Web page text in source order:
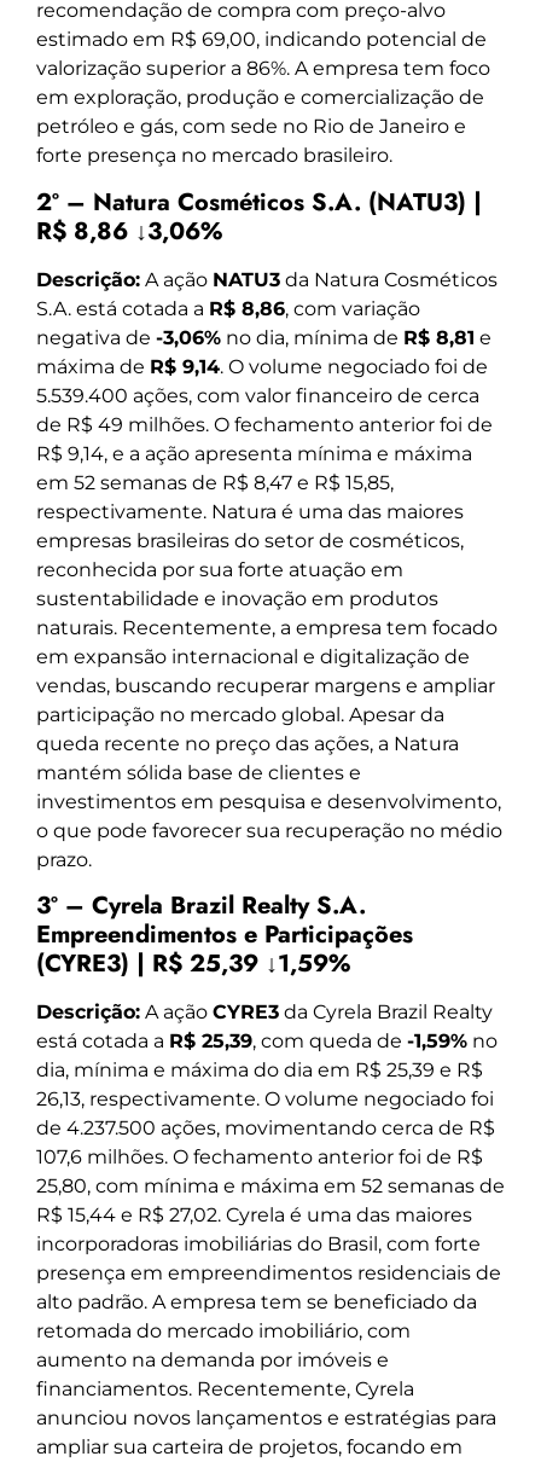
recomendação de compra com preço-alvo
estimado em R$ 69,00, indicando potencial de
valorização superior a 86%. A empresa tem foco
em exploração, produção e comercialização de
petróleo e gás, com sede no Rio de Janeiro e
forte presença no mercado brasileiro.
2º – Natura Cosméticos S.A. (NATU3) |
R$ 8,86 ↓3,06%
Descrição: A ação NATU3 da Natura Cosméticos
S.A. está cotada a R$ 8,86, com variação
negativa de -3,06% no dia, mínima de R$ 8,81 e
máxima de R$ 9,14. O volume negociado foi de
5.539.400 ações, com valor financeiro de cerca
de R$ 49 milhões. O fechamento anterior foi de
R$ 9,14, e a ação apresenta mínima e máxima
em 52 semanas de R$ 8,47 e R$ 15,85,
respectivamente. Natura é uma das maiores
empresas brasileiras do setor de cosméticos,
reconhecida por sua forte atuação em
sustentabilidade e inovação em produtos
naturais. Recentemente, a empresa tem focado
em expansão internacional e digitalização de
vendas, buscando recuperar margens e ampliar
participação no mercado global. Apesar da
queda recente no preço das ações, a Natura
mantém sólida base de clientes e
investimentos em pesquisa e desenvolvimento,
o que pode favorecer sua recuperação no médio
prazo.
3º – Cyrela Brazil Realty S.A.
Empreendimentos e Participações
(CYRE3) | R$ 25,39 ↓1,59%
Descrição: A ação CYRE3 da Cyrela Brazil Realty
está cotada a R$ 25,39, com queda de -1,59% no
dia, mínima e máxima do dia em R$ 25,39 e R$
26,13, respectivamente. O volume negociado foi
de 4.237.500 ações, movimentando cerca de R$
107,6 milhões. O fechamento anterior foi de R$
25,80, com mínima e máxima em 52 semanas de
R$ 15,44 e R$ 27,02. Cyrela é uma das maiores
incorporadoras imobiliárias do Brasil, com forte
presença em empreendimentos residenciais de
alto padrão. A empresa tem se beneficiado da
retomada do mercado imobiliário, com
aumento na demanda por imóveis e
financiamentos. Recentemente, Cyrela
anunciou novos lançamentos e estratégias para
ampliar sua carteira de projetos, focando em